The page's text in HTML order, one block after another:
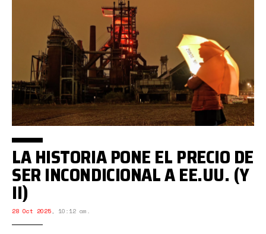
LA HISTORIA PONE EL PRECIO DE
SER INCONDICIONAL A EE.UU. (Y
II)
28 Oct 2025, 10:12 am.